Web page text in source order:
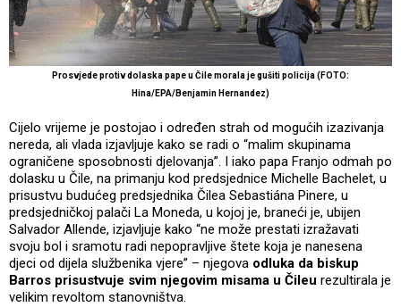
Prosvjede protiv dolaska pape u Čile morala je gušiti policija (FOTO:
Hina/EPA/Benjamin Hernandez)
Cijelo vrijeme je postojao i određen strah od mogućih izazivanja
nereda, ali vlada izjavljuje kako se radi o “malim skupinama
ograničene sposobnosti djelovanja”. I iako papa Franjo odmah po
dolasku u Čile, na primanju kod predsjednice Michelle Bachelet, u
prisustvu budućeg predsjednika Čilea Sebastiána Pinere, u
predsjedničkoj palači La Moneda, u kojoj je, braneći je, ubijen
Salvador Allende, izjavljuje kako “ne može prestati izražavati
svoju bol i sramotu radi nepopravljive štete koja je nanesena
djeci od dijela službenika vjere” – njegova odluka da biskup
Barros prisustvuje svim njegovim misama u Čileu rezultirala je
velikim revoltom stanovništva.